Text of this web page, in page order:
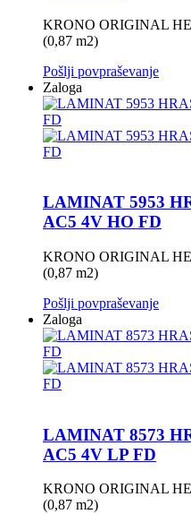
KRONO ORIGINAL
(0,87 m2)
Pošlji povpraševanje
Zaloga
LAMINAT 5953
AC5 4V HO FD
KRONO ORIGINAL
(0,87 m2)
Pošlji povpraševanje
Zaloga
LAMINAT 8573
AC5 4V LP FD
KRONO ORIGINAL
(0,87 m2)